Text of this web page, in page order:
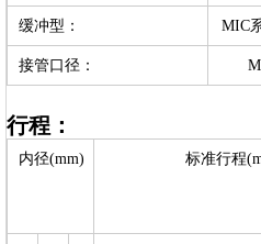
缓冲型： MIC
接管口径：
行程：
内径(mm) 标准行程